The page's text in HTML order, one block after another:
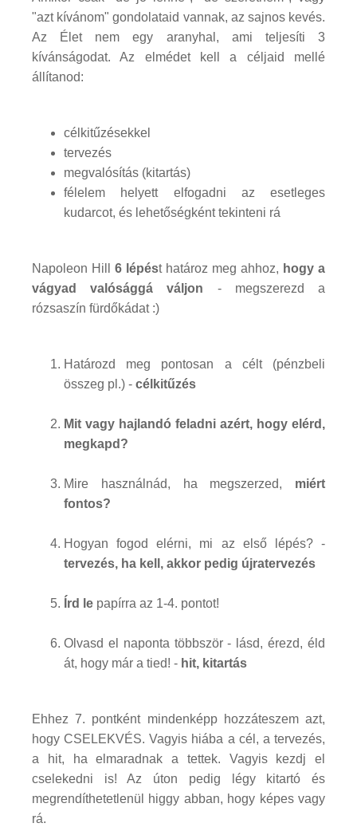
"azt kívánom" gondolataid vannak, az sajnos kevés.
Az Élet nem egy aranyhal, ami teljesíti 3
kívánságodat. Az elmédet kell a céljaid mellé
állítanod:
célkitűzésekkel
tervezés
megvalósítás (kitartás)
félelem helyett elfogadni az esetleges
kudarcot, és lehetőségként tekinteni rá
Napoleon Hill 6 lépést határoz meg ahhoz, hogy a
vágyad valósággá váljon - megszerezd a
rózsaszín fürdőkádat :)
Határozd meg pontosan a célt (pénzbeli
összeg pl.) - célkitűzés
Mit vagy hajlandó feladni azért, hogy elérd,
megkapd?
Mire használnád, ha megszerzed, miért
fontos?
Hogyan fogod elérni, mi az első lépés? -
tervezés, ha kell, akkor pedig újratervezés
Írd le papírra az 1-4. pontot!
Olvasd el naponta többször - lásd, érezd, éld
át, hogy már a tied! - hit, kitartás
Ehhez 7. pontként mindenképp hozzáteszem azt,
hogy CSELEKVÉS. Vagyis hiába a cél, a tervezés,
a hit, ha elmaradnak a tettek. Vagyis kezdj el
cselekedni is! Az úton pedig légy kitartó és
megrendíthetetlenül higgy abban, hogy képes vagy
rá.